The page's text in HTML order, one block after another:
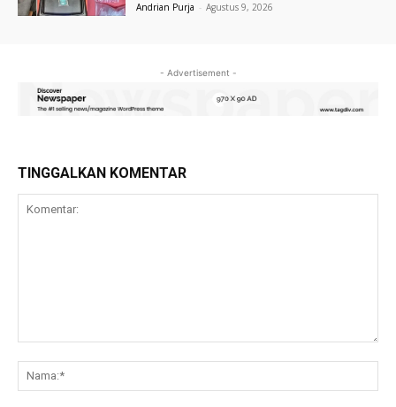
Andrian Purja - Agustus 9, 2026
- Advertisement -
TINGGALKAN KOMENTAR